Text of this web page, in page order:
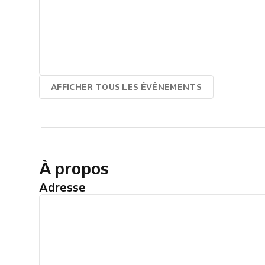
AFFICHER TOUS LES ÉVÉNEMENTS
À propos
Adresse